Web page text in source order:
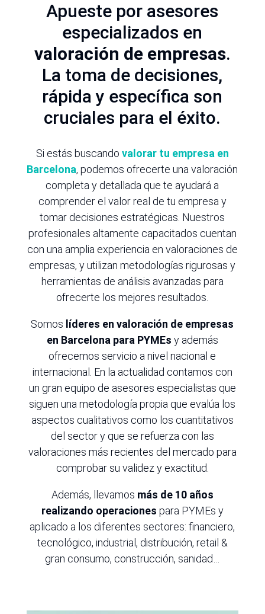
Apueste por asesores
especializados en
valoración de empresas.
La toma de decisiones,
rápida y específica son
cruciales para el éxito.
Si estás buscando valorar tu empresa en
Barcelona, podemos ofrecerte una valoración
completa y detallada que te ayudará a
comprender el valor real de tu empresa y
tomar decisiones estratégicas. Nuestros
profesionales altamente capacitados cuentan
con una amplia experiencia en valoraciones de
empresas, y utilizan metodologías rigurosas y
herramientas de análisis avanzadas para
ofrecerte los mejores resultados.
Somos líderes en valoración de empresas
en Barcelona para PYMEs y además
ofrecemos servicio a nivel nacional e
internacional. En la actualidad contamos con
un gran equipo de asesores especialistas que
siguen una metodología propia que evalúa los
aspectos cualitativos como los cuantitativos
del sector y que se refuerza con las
valoraciones más recientes del mercado para
comprobar su validez y exactitud.
Además, llevamos más de 10 años
realizando operaciones para PYMEs y
aplicado a los diferentes sectores: financiero,
tecnológico, industrial, distribución, retail &
gran consumo, construcción, sanidad…